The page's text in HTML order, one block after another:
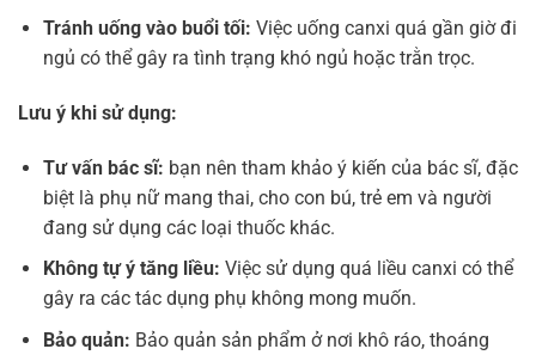
Tránh uống vào buổi tối: Việc uống canxi quá gần giờ đi
ngủ có thể gây ra tình trạng khó ngủ hoặc trằn trọc.
Lưu ý khi sử dụng:
Tư vấn bác sĩ: bạn nên tham khảo ý kiến của bác sĩ, đặc
biệt là phụ nữ mang thai, cho con bú, trẻ em và người
đang sử dụng các loại thuốc khác.
Không tự ý tăng liều: Việc sử dụng quá liều canxi có thể
gây ra các tác dụng phụ không mong muốn.
Bảo quản: Bảo quản sản phẩm ở nơi khô ráo, thoáng